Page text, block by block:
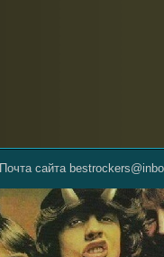
Почта сайта